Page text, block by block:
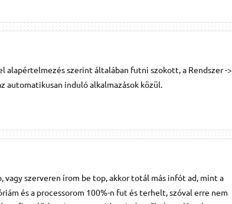
alapértelmezés szerint általában futni szokott, a Rendszer ->
automatikusan induló alkalmazások közül.
vagy szerveren írom be top, akkor totál más infót ad, mint a
és a processorom 100%-n fut és terhelt, szóval erre nem